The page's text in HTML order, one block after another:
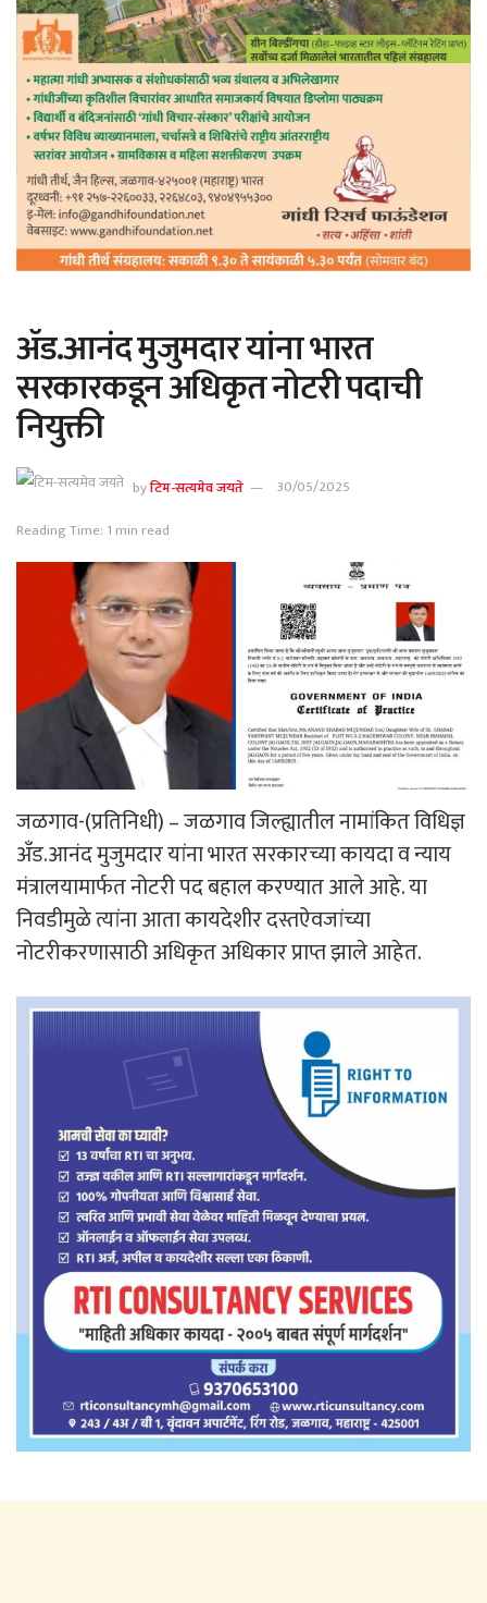
ॲड.आनंद मुजुमदार यांना भारत
सरकारकडून अधिकृत नोटरी पदाची
नियुक्ती
byटिम-सत्यमेव जयते
30/05/2025
Reading Time: 1 min read
जळगाव-(प्रतिनिधी) – जळगाव जिल्ह्यातील नामांकित विधिज्ञ
अँड.आनंद मुजुमदार यांना भारत सरकारच्या कायदा व न्याय
मंत्रालयामार्फत नोटरी पद बहाल करण्यात आले आहे. या
निवडीमुळे त्यांना आता कायदेशीर दस्तऐवजांच्या
नोटरीकरणासाठी अधिकृत अधिकार प्राप्त झाले आहेत.